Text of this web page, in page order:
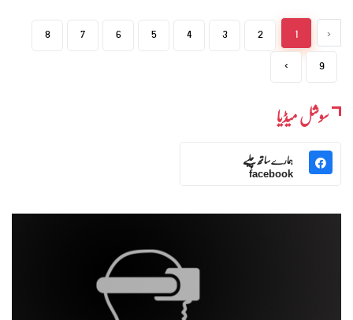
‹
1
2
3
4
5
6
7
8
9
›
سوشل میڈیا
ہمارے ساتھ چلیے
facebook